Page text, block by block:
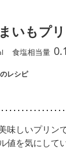
いもプ
食塩相当量 0.1
レシピ
味しいプリン
値を気にして